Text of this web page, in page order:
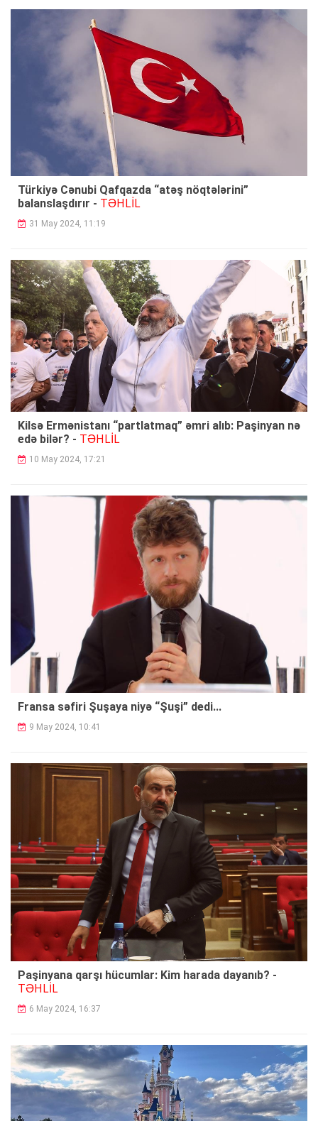
Türkiyə Cənubi Qafqazda “atəş nöqtələrini”
balanslaşdırır - TƏHLİL
31 May 2024, 11:19
Kilsə Ermənistanı “partlatmaq” əmri alıb: Paşinyan nə
edə bilər? - TƏHLİL
10 May 2024, 17:21
Fransa səfiri Şuşaya niyə “Şuşi” dedi...
9 May 2024, 10:41
Paşinyana qarşı hücumlar: Kim harada dayanıb? -
TƏHLİL
6 May 2024, 16:37